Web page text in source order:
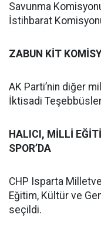
Savunma
İstihbarat
ZABUN KİT
AK Parti’nin diğer
İktisadi
HALICI, MİLLİ
SPOR’DA
CHP Isparta
Eğitim, Kültür ve
seçildi.